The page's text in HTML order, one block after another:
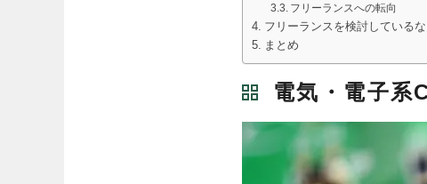
フリーランスへの転向
フリーランスを検討している
まとめ
電気・電子系